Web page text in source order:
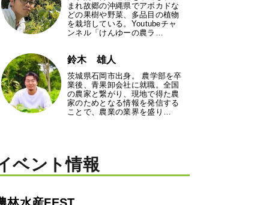
まれ故郷の沖縄県でアボカドな
どの果樹や野菜、多品目の植物
を栽培している。Youtubeチャ
ンネル「けんゆーの農ラ…
鈴木 雄人
茨城県石岡市出身。 農学部を卒
業後、青果卸会社に就職。全国
の農家と繋がり、現地で得た農
家のためとなる情報を発信する
ことで、農業の業界を盛り…
ベント情報